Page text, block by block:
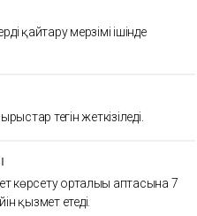
қайтару мерзімі ішінде
тегін жеткізіледі.
көрсету орталығы аптасына 7
қызмет етеді.